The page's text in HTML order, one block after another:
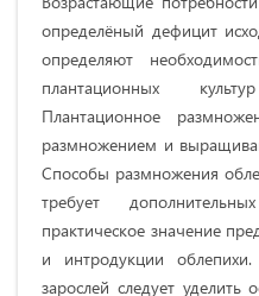
определёный дефицит
определяют
плантационных
Плантационное
размножением и
Способы размножения
требует
практическое значение
и интродукции облепихи.
зарослей следует